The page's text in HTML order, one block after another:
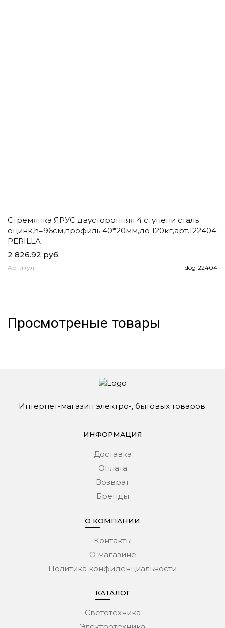
Стремянка ЯРУС двусторонняя 4 ступени сталь
оцинк,h=96см,профиль 40*20мм,до 120кг,арт.122404
PERILLA
2 826.92 руб.
Артикул dog122404
Просмотреные товары
Интернет-магазин электро-, бытовых товаров.
ИНФОРМАЦИЯ
Доставка
Оплата
Возврат
Бренды
О КОМПАНИИ
Контакты
О магазине
Политика конфиденциальности
КАТАЛОГ
Светотехника